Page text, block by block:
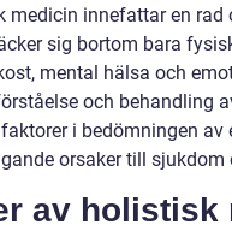
medicin innefattar en
sig bortom bara
mental hälsa och
och behandling
i bedömningen
orsaker till sjukdom
av holistisk